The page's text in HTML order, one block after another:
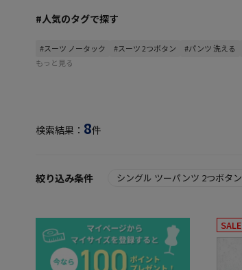
#人気のタグで探す
#スーツ ノータック #スーツ 2つボタン #パンツ 洗える
もっと見る
検索結果： 8件
絞り込み条件 シングル ツーパンツ 2つボタン
SALE